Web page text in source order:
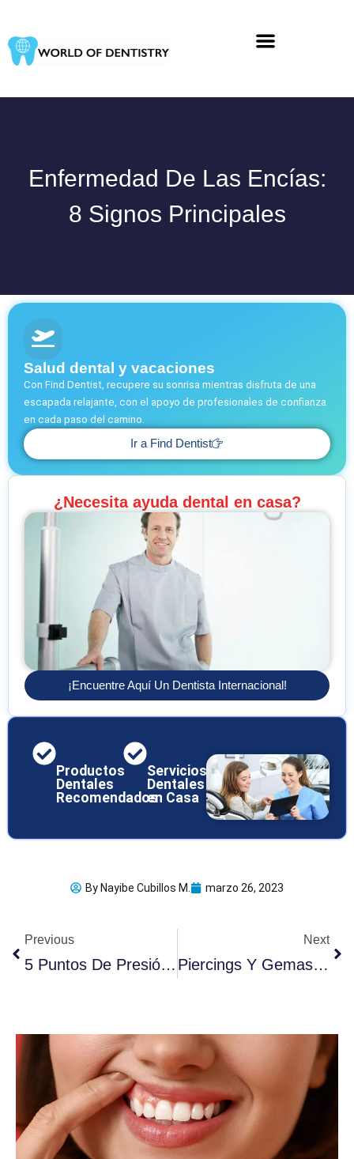
contenido
Enfermedad De Las Encías:
8 Signos Principales
Salud dental y vacaciones
Con Find Dentist, recupere su sonrisa mientras disfruta de una
escapada relajante, con el apoyo de profesionales de confianza
en cada paso del camino.
Ir a Find Dentist
¿Necesita ayuda dental en casa?
¡Encuentre Aquí Un Dentista Internacional!
Productos
Dentales
Recomendados
Servicios
Dentales
en Casa
By Nayibe Cubillos M. marzo 26, 2023
Previous
5 Puntos De Presión Para El Dolor De Muelas
Next
Piercings Y Gemas Dentales: (10 Riesgos Que Debe Conocer)